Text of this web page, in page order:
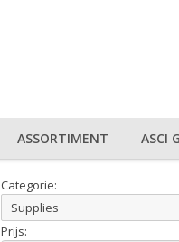
ASSORTIMENT ASCI
Categorie:
Prijs: